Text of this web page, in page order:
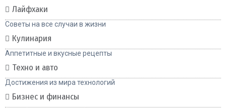
Лайфхаки
Советы на все случаи в жизни
Кулинария
Аппетитные и вкусные рецепты
Техно и авто
Достижения из мира технологий
Бизнес и финансы